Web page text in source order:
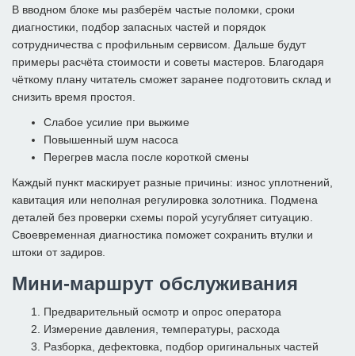
В вводном блоке мы разберём частые поломки, сроки
диагностики, подбор запасных частей и порядок
сотрудничества с профильным сервисом. Дальше будут
примеры расчёта стоимости и советы мастеров. Благодаря
чёткому плану читатель сможет заранее подготовить склад и
снизить время простоя.
Слабое усилие при выжиме
Повышенный шум насоса
Перегрев масла после короткой смены
Каждый пункт маскирует разные причины: износ уплотнений,
кавитация или неполная регулировка золотника. Подмена
деталей без проверки схемы порой усугубляет ситуацию.
Своевременная диагностика поможет сохранить втулки и
штоки от задиров.
Мини-маршрут обслуживания
Предварительный осмотр и опрос оператора
Измерение давления, температуры, расхода
Разборка, дефектовка, подбор оригинальных частей